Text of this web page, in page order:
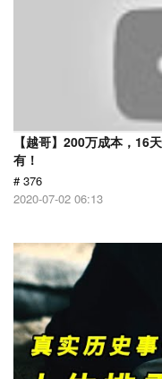
【越哥】200万成本，16
有！
# 376
2020-07-02 06:13